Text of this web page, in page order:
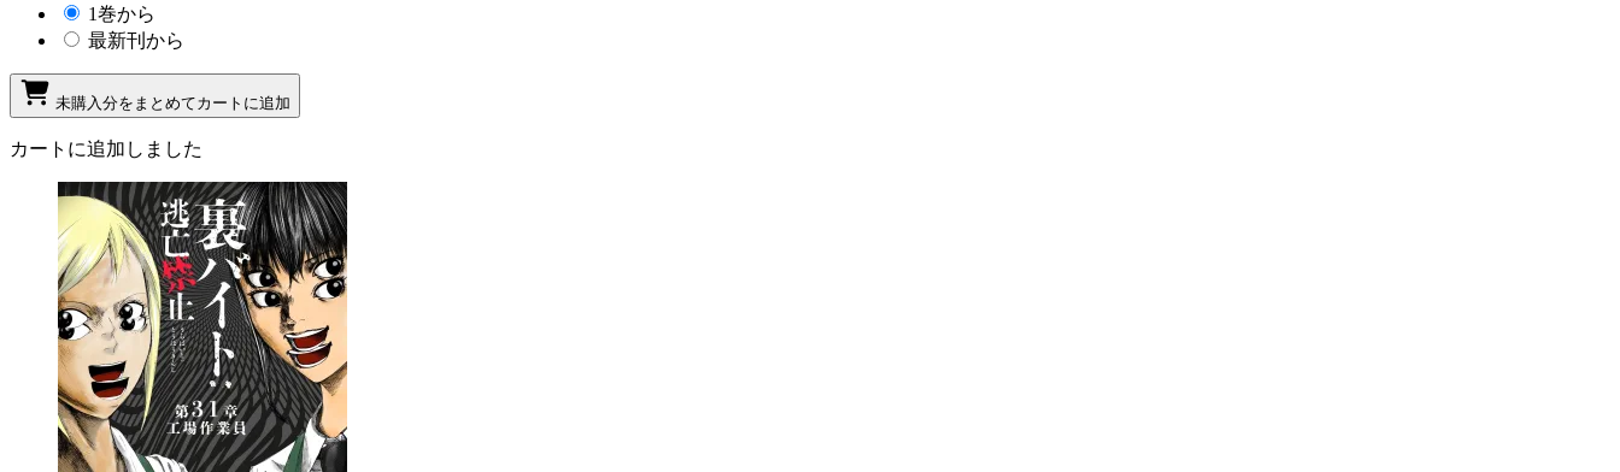
1巻から
最新刊から
未購入分をまとめてカートに追加
カートに追加しました